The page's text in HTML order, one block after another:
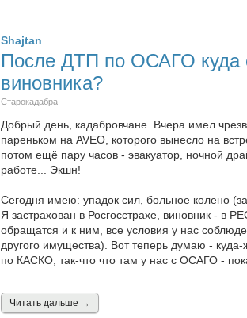
Shajtan
После ДТП по ОСАГО куда
виновника?
Старокадабра
Добрый день, кадабровчане. Вчера имел
пареньком на AVEO, которого вынесло на
потом ещё пару часов - эвакуатор, ночной
работе... Экшн!
Сегодня имею: упадок сил, больное колено
Я застрахован в Росгосстрахе, виновник - в
обращатся и к ним, все условия у нас
другого имущества). Вот теперь думаю -
по КАСКО, так-что что там у нас с ОСАГО -
Читать дальшe →